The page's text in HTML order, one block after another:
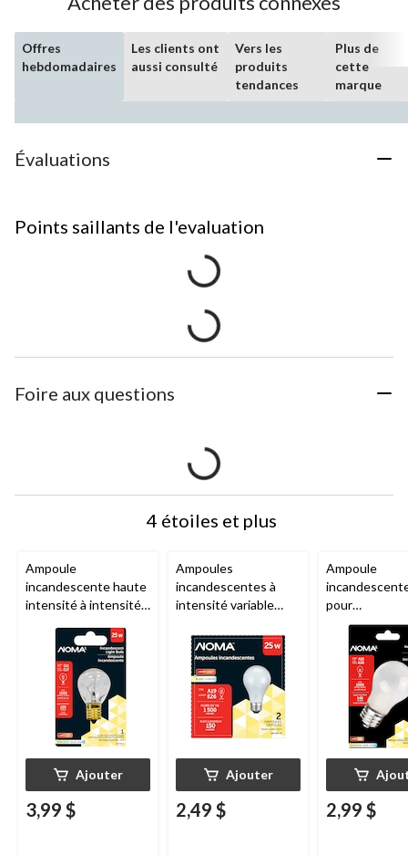
Offres
hebdomadaires
Les clients ont
aussi consulté
Vers les
produits
tendances
Plus de
cette
marque
Évaluations
Points saillants de l'evaluation
Foire aux questions
4 étoiles et plus
Ampoule
incandescente haute
intensité à intensité
variable à culot E17
NOMAS11, 220
lumens, blanc chaud,
Ajouter
3,99 $
Ampoules
incandescentes à
intensité variable
culot E26NOMA
A19, blanc chaud, 25
W, paq. 2
Ajouter
2,49 $
Ampoule
pour
culot E26
A15, 140
blanc chaud,
2,99 $